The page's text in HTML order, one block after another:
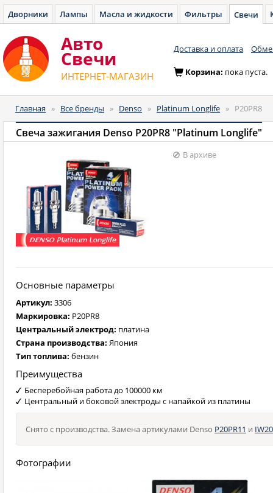
Дворники Лампы Масла и жидкости Фильтры Свечи
Авто
Cвечи
ИНТЕРНЕТ-МАГАЗИН
Доставка и оплата
Корзина: пока пуста.
Главная » Все бренды » Denso » Platinum Longlife » P20PR8
Свеча зажигания Denso P20PR8 "Platinum Longlife"
В архиве
Основные параметры
Артикул: 3306
Маркировка: P20PR8
Центральный электрод: платина
Страна производства: Япония
Тип топлива: бензин
Преимущества
Бесперебойная работа до 100000 км
Центральный и боковой электроды с напайкой из платины
Снято с производства. Замена артикулами Denso P20PR11 и
Фотографии